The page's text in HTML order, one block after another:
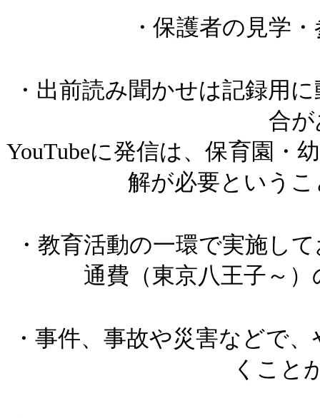
・保護者の見学
・出前読み聞かせは記録用
合
YouTubeに発信は、保育園・
解が必要という
・教育活動の一環で実施し
通費（東京八王子～
・事件、事故や災害などで
くこと